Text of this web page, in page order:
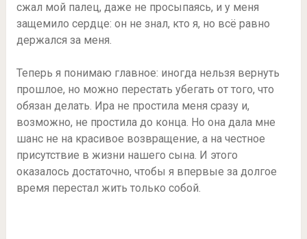
сжал мой палец, даже не просыпаясь, и у меня
защемило сердце: он не знал, кто я, но всё равно
держался за меня.
Теперь я понимаю главное: иногда нельзя вернуть
прошлое, но можно перестать убегать от того, что
обязан делать. Ира не простила меня сразу и,
возможно, не простила до конца. Но она дала мне
шанс не на красивое возвращение, а на честное
присутствие в жизни нашего сына. И этого
оказалось достаточно, чтобы я впервые за долгое
время перестал жить только собой.